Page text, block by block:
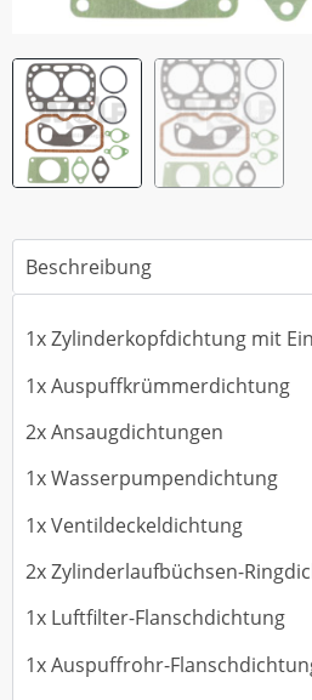
Beschreibung
1x Zylinderkopfdichtung mit
1x Auspuffkrümmerdichtung
2x Ansaugdichtungen
1x Wasserpumpendichtung
1x Ventildeckeldichtung
2x Zylinderlaufbüchsen-
1x Luftfilter-Flanschdichtung
1x Auspuffrohr-